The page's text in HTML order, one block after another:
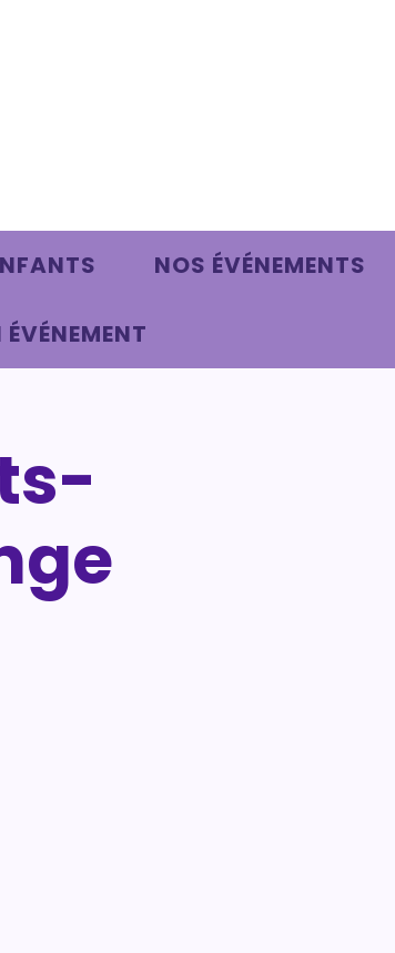
NOS ÉVÉNEMENTS